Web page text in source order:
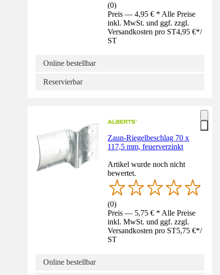
(0)
Preis — 4,95 € * Alle Preise
inkl. MwSt. und ggf. zzgl.
Versandkosten pro ST4,95 €*/
ST
Online bestellbar
Reservierbar
Zaun-Riegelbeschlag 70 x
117,5 mm, feuerverzinkt
Artikel wurde noch nicht
bewertet.
(0)
Preis — 5,75 € * Alle Preise
inkl. MwSt. und ggf. zzgl.
Versandkosten pro ST5,75 €*/
ST
Online bestellbar